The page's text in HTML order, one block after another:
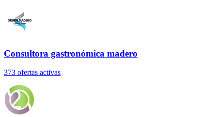
Consultora gastronómica madero
373 ofertas activas